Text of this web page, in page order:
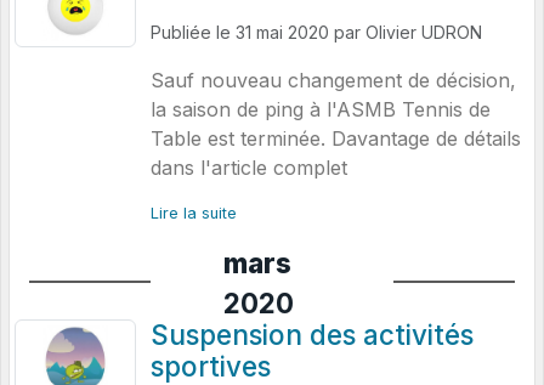
Publiée le 31 mai 2020 par Olivier UDRON
Sauf nouveau changement de décision,
la saison de ping à l'ASMB Tennis de
Table est terminée. Davantage de détails
dans l'article complet
Lire la suite
mars
2020
Suspension des activités
sportives